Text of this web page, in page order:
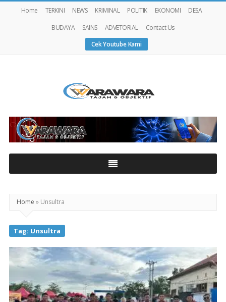
Home TERKINI NEWS KRIMINAL POLITIK EKONOMI
DESA
BUDAYA
SAINS ADVETORIAL
Contact Us
Cek Youtube Kami
Warawaranews
Home » Unsultra
Tag: Unsultra